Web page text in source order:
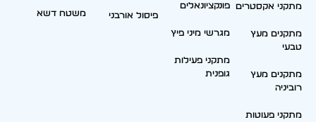
מתקני אקסטרים
מתקנים מעץ
טבעי
מתקנים מעץ
רוביניה
מתקני פעוטות
פונקציונאלים
מגרשי מיני פיץ
מתקני פעילות
גופנית
פיסול אורבני משטח דשא